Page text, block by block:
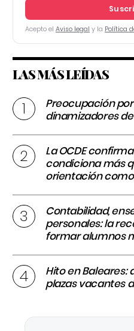
Acepto el Aviso legal y la Política
LAS MÁS LEÍDAS
Preocupación
dinamizadores
La OCDE
condiciona más
orientación
Contabilidad,
personales: la
formar alumnos
Hito en Baleares:
plazas vacantes